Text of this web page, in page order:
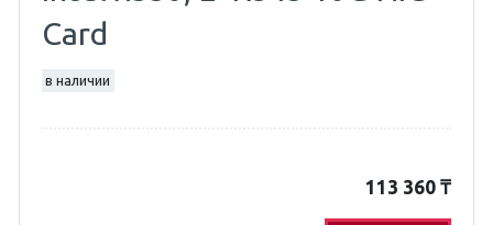
Card
в наличии
113 360 ₸